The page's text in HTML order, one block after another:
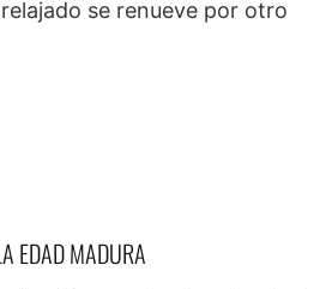
se renueve por otro
EDAD MADURA